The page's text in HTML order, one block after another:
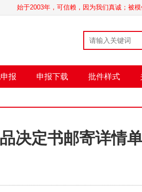
始于2003年，可信赖，因为我们真诚；被
报 申报下载 批件样式
决定书邮寄详情